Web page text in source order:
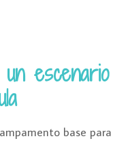
escenario
base para